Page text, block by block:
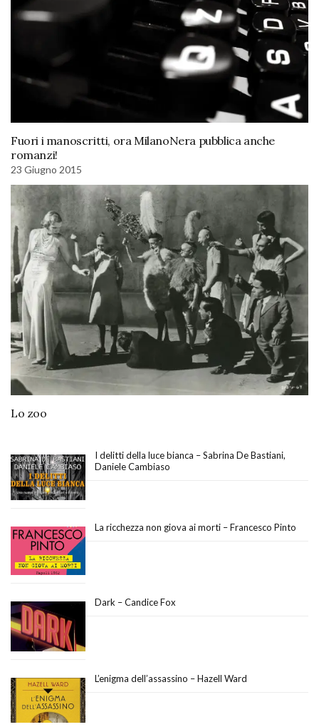
Fuori i manoscritti, ora MilanoNera pubblica anche
romanzi!
23 Giugno 2015
Lo zoo
I delitti della luce bianca – Sabrina De Bastiani,
Daniele Cambiaso
La ricchezza non giova ai morti – Francesco Pinto
Dark – Candice Fox
L’enigma dell’assassino – Hazell Ward